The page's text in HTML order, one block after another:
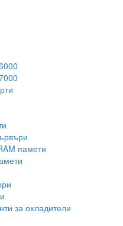
памети
за охладители